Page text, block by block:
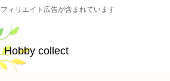
ィリエイト広告が含まれています
Hobby collect